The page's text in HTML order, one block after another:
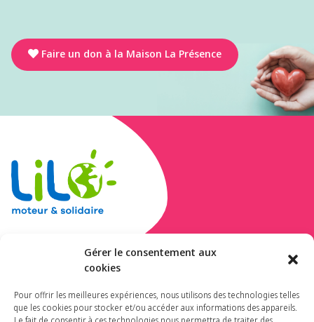
Gérer le consentement aux
cookies
Pour offrir les meilleures expériences, nous utilisons des technologies telles
que les cookies pour stocker et/ou accéder aux informations des appareils.
Faire un don à la Maison La Présence
Donnez-nous vos
gouttes sur Lilo !